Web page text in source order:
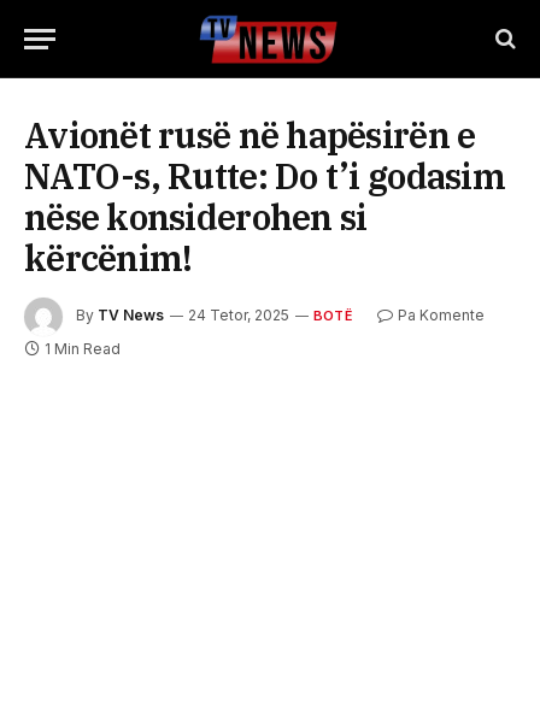
Avionët rusë në hapësirën e
NATO-s, Rutte: Do t’i godasim
nëse konsiderohen si
kërcënim!
By TV News 24 Tetor, 2025 BOTË
Pa Komente
1 Min Read